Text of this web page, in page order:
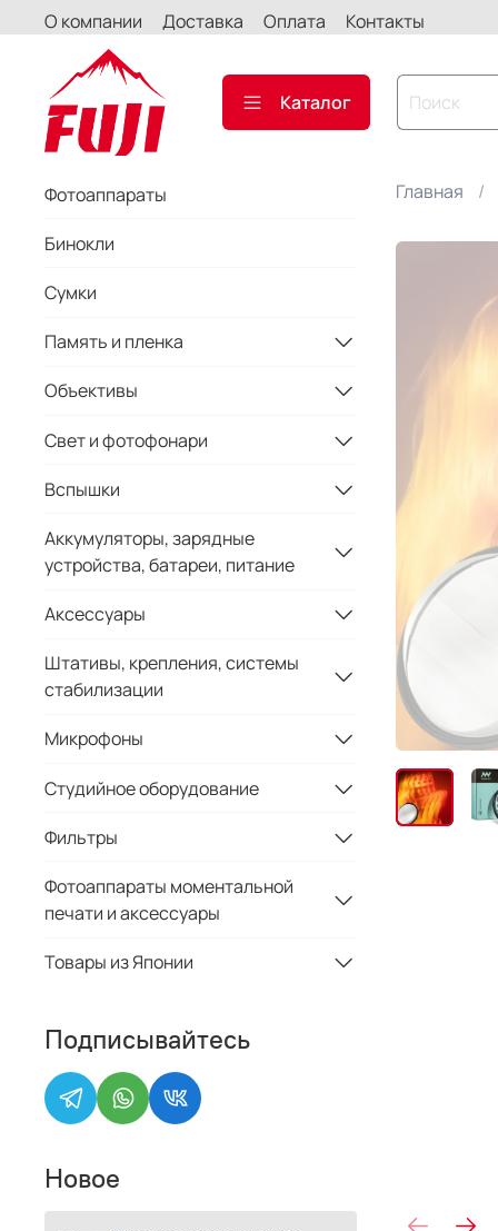
О компании Доставка Оплата Контакты
Каталог
Главная
Фотоаппараты
Бинокли
Сумки
Память и пленка
Объективы
Свет и фотофонари
Вспышки
Аккумуляторы, зарядные
устройства, батареи, питание
Аксессуары
Штативы, крепления, системы
стабилизации
Микрофоны
Студийное оборудование
Фильтры
Фотоаппараты моментальной
печати и аксессуары
Товары из Японии
Подписывайтесь
Новое